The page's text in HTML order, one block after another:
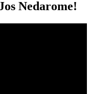
Nedarome!